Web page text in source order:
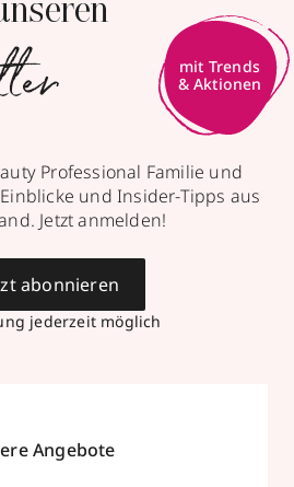
Professional Familie und
und Insider-Tipps aus
Jetzt anmelden!
jederzeit möglich
abonnieren
Angebote